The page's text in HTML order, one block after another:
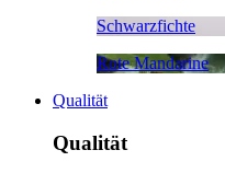
Schwarzfichte
Rote Mandarine
Qualität
Qualität